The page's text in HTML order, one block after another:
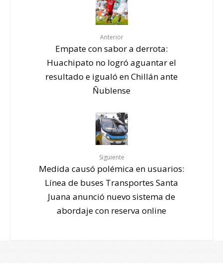
Anterior
Empate con sabor a derrota:
Huachipato no logró aguantar el
resultado e igualó en Chillán ante
Ñublense
Siguiente
Medida causó polémica en usuarios:
Línea de buses Transportes Santa
Juana anunció nuevo sistema de
abordaje con reserva online